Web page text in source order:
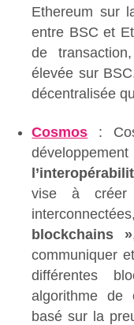
Ethereum sur
entre BSC et
de
élevée sur
décentralisée
Cosmos :
vise à créer
blockchains »
communiquer
différentes
algorithme de
basé sur la